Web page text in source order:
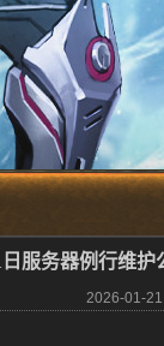
日服务器例行维护
2026-01-